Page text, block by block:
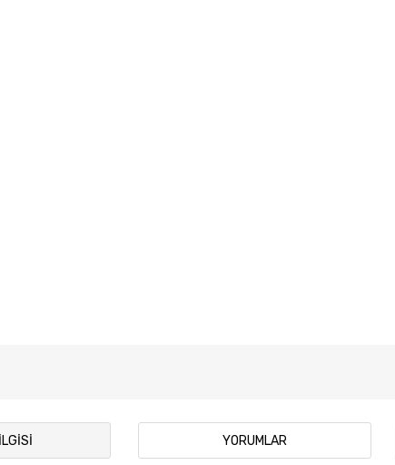
YORUMLAR